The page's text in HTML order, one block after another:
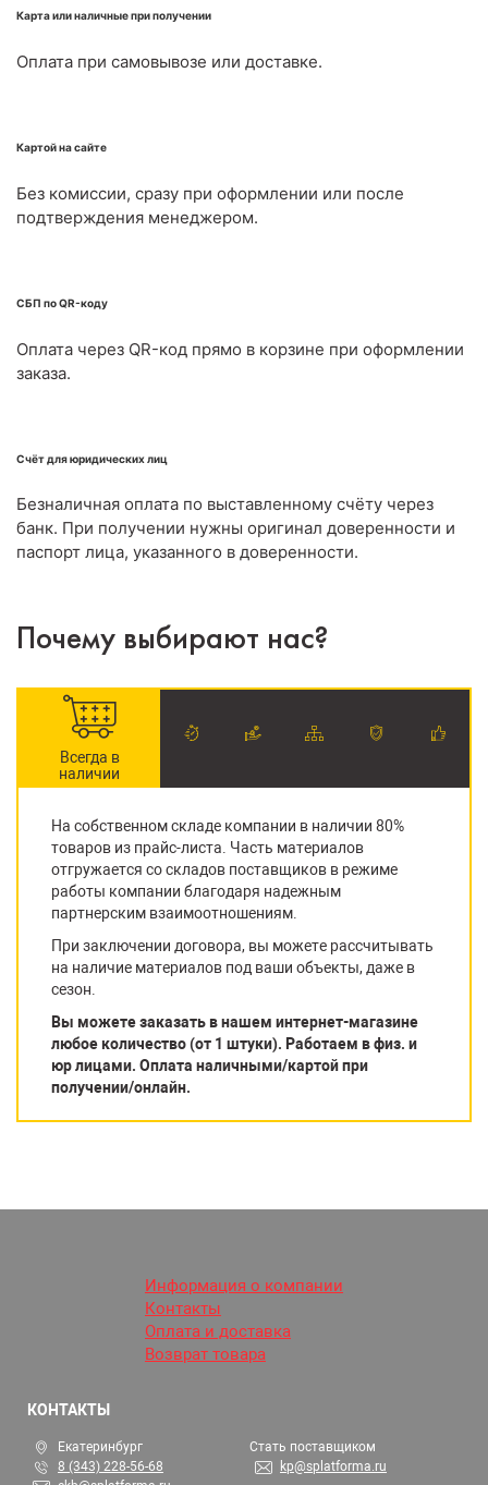
Карта или наличные при получении
Оплата при самовывозе или доставке.
Картой на сайте
Без комиссии, сразу при оформлении или после
подтверждения менеджером.
СБП по QR-коду
Оплата через QR-код прямо в корзине при оформлении
заказа.
Счёт для юридических лиц
Безналичная оплата по выставленному счёту через
банк. При получении нужны оригинал доверенности и
паспорт лица, указанного в доверенности.
Почему выбирают нас?
Всегда в
наличии
На собственном складе компании в наличии 80%
товаров из прайс-листа. Часть материалов
отгружается со складов поставщиков в режиме
работы компании благодаря надежным
партнерским взаимоотношениям.
При заключении договора, вы можете рассчитывать
на наличие материалов под ваши объекты, даже в
сезон.
Вы можете заказать в нашем интернет-магазине
любое количество (от 1 штуки). Работаем в физ. и
юр лицами. Оплата наличными/картой при
получении/онлайн.
Информация о компании
Контакты
Оплата и доставка
Возврат товара
КОНТАКТЫ
Екатеринбург
8 (343) 228-56-68
Стать поставщиком
kp@splatforma.ru